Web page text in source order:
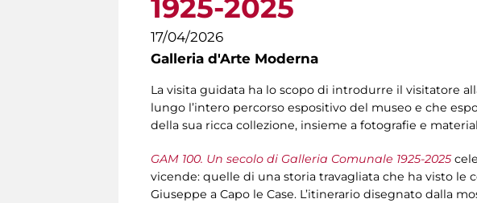
1925-2025
17/04/2026
Galleria d'Arte Moderna
La visita guidata ha lo scopo di introdurre il visitatore
lungo l’intero percorso espositivo del museo e che
della sua ricca collezione, insieme a fotografie e
GAM 100. Un secolo di Galleria Comunale 1925-2025
vicende: quelle di una storia travagliata che ha visto le
Giuseppe a Capo le Case. L’itinerario disegnato dalla